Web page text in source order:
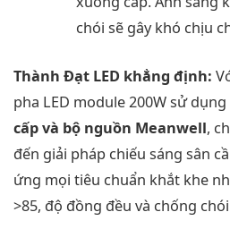
chói sẽ gây khó chịu
Thành Đạt LED khẳng định:
pha LED module 200W sử dụng
cấp và bộ nguồn Meanwell,
đến giải pháp chiếu sáng sân
ứng mọi tiêu chuẩn khắt khe
>85, độ đồng đều và chống